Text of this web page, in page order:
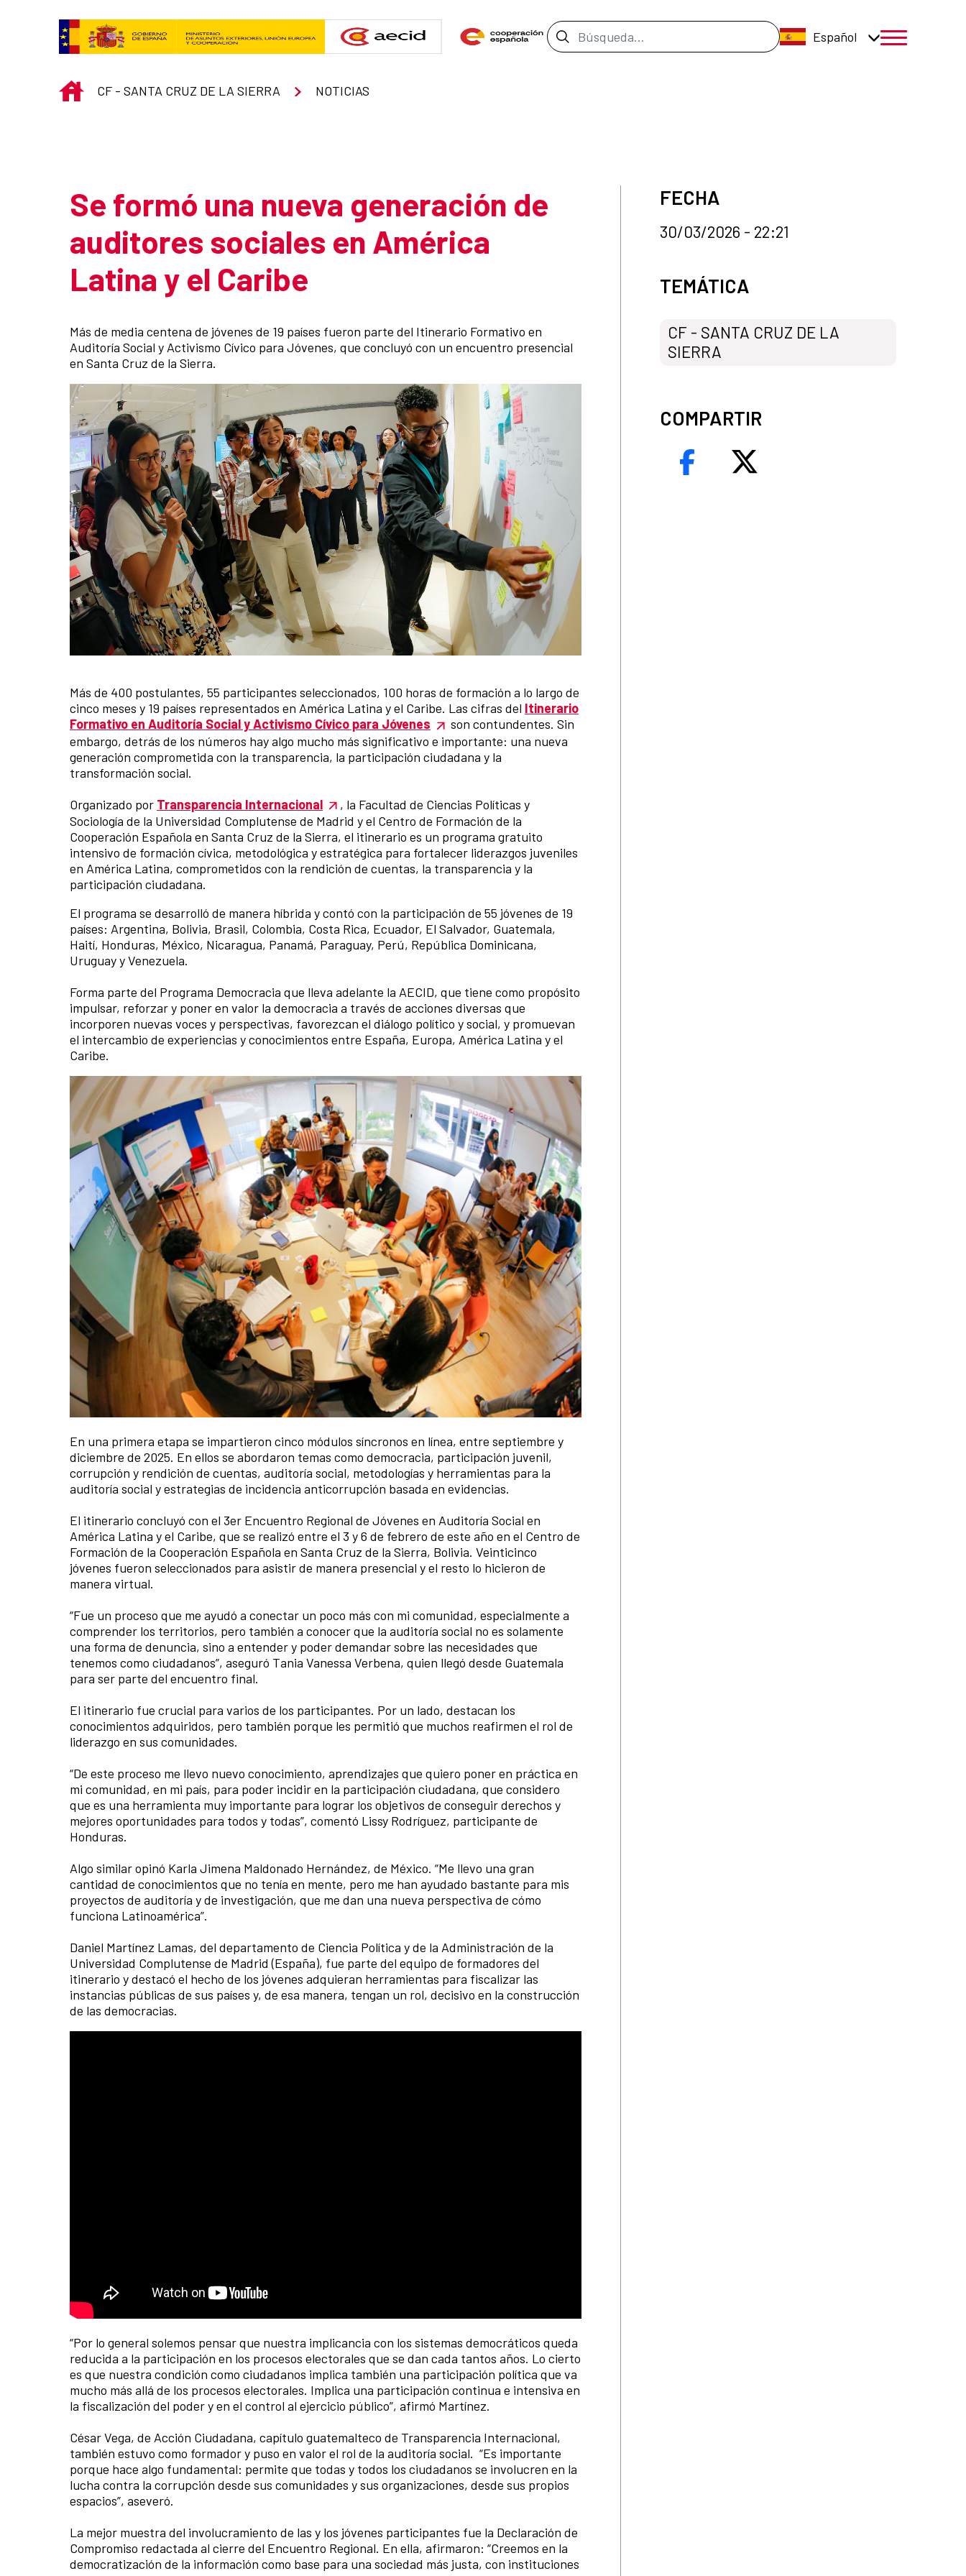
Barra de búsqueda Español
menú móvil
INICIO
CF - SANTA CRUZ DE LA SIERRA NOTICIAS
Se formó una nueva generación de
auditores sociales en América
Latina y el Caribe
Más de media centena de jóvenes de 19 países fueron parte del Itinerario Formativo en
Auditoría Social y Activismo Cívico para Jóvenes, que concluyó con un encuentro presencial
en Santa Cruz de la Sierra.
Contenido de la noticia
Más de 400 postulantes, 55 participantes seleccionados, 100 horas de formación a lo largo de
cinco meses y 19 países representados en América Latina y el Caribe. Las cifras del Itinerario
Formativo en Auditoría Social y Activismo Cívico para Jóvenes
son contundentes. Sin
embargo, detrás de los números hay algo mucho más significativo e importante: una nueva
generación comprometida con la transparencia, la participación ciudadana y la
transformación social.
Organizado por Transparencia Internacional
, la Facultad de Ciencias Políticas y
Sociología de la Universidad Complutense de Madrid y el Centro de Formación de la
Cooperación Española en Santa Cruz de la Sierra, el itinerario es un programa gratuito
intensivo de formación cívica, metodológica y estratégica para fortalecer liderazgos juveniles
en América Latina, comprometidos con la rendición de cuentas, la transparencia y la
participación ciudadana.
El programa se desarrolló de manera híbrida y contó con la participación de 55 jóvenes de 19
países: Argentina, Bolivia, Brasil, Colombia, Costa Rica, Ecuador, El Salvador, Guatemala,
Haití, Honduras, México, Nicaragua, Panamá, Paraguay, Perú, República Dominicana,
Uruguay y Venezuela.
Forma parte del Programa Democracia que lleva adelante la AECID, que tiene como propósito
impulsar, reforzar y poner en valor la democracia a través de acciones diversas que
incorporen nuevas voces y perspectivas, favorezcan el diálogo político y social, y promuevan
el intercambio de experiencias y conocimientos entre España, Europa, América Latina y el
Caribe.
En una primera etapa se impartieron cinco módulos síncronos en línea, entre septiembre y
diciembre de 2025. En ellos se abordaron temas como democracia, participación juvenil,
corrupción y rendición de cuentas, auditoría social, metodologías y herramientas para la
auditoría social y estrategias de incidencia anticorrupción basada en evidencias.
El itinerario concluyó con el 3er Encuentro Regional de Jóvenes en Auditoría Social en
América Latina y el Caribe, que se realizó entre el 3 y 6 de febrero de este año en el Centro de
Formación de la Cooperación Española en Santa Cruz de la Sierra, Bolivia. Veinticinco
jóvenes fueron seleccionados para asistir de manera presencial y el resto lo hicieron de
manera virtual.
“Fue un proceso que me ayudó a conectar un poco más con mi comunidad, especialmente a
comprender los territorios, pero también a conocer que la auditoría social no es solamente
una forma de denuncia, sino a entender y poder demandar sobre las necesidades que
tenemos como ciudadanos”, aseguró Tania Vanessa Verbena, quien llegó desde Guatemala
para ser parte del encuentro final.
El itinerario fue crucial para varios de los participantes. Por un lado, destacan los
conocimientos adquiridos, pero también porque les permitió que muchos reafirmen el rol de
liderazgo en sus comunidades.
“De este proceso me llevo nuevo conocimiento, aprendizajes que quiero poner en práctica en
mi comunidad, en mi país, para poder incidir en la participación ciudadana, que considero
que es una herramienta muy importante para lograr los objetivos de conseguir derechos y
mejores oportunidades para todos y todas”, comentó Lissy Rodríguez, participante de
Honduras.
Algo similar opinó Karla Jimena Maldonado Hernández, de México. “Me llevo una gran
cantidad de conocimientos que no tenía en mente, pero me han ayudado bastante para mis
proyectos de auditoría y de investigación, que me dan una nueva perspectiva de cómo
funciona Latinoamérica”.
Daniel Martínez Lamas, del departamento de Ciencia Política y de la Administración de la
Universidad Complutense de Madrid (España), fue parte del equipo de formadores del
itinerario y destacó el hecho de los jóvenes adquieran herramientas para fiscalizar las
instancias públicas de sus países y, de esa manera, tengan un rol, decisivo en la construcción
de las democracias.
“Por lo general solemos pensar que nuestra implicancia con los sistemas democráticos queda
reducida a la participación en los procesos electorales que se dan cada tantos años. Lo cierto
es que nuestra condición como ciudadanos implica también una participación política que va
mucho más allá de los procesos electorales. Implica una participación continua e intensiva en
la fiscalización del poder y en el control al ejercicio público”, afirmó Martínez.
César Vega, de Acción Ciudadana, capítulo guatemalteco de Transparencia Internacional,
también estuvo como formador y puso en valor el rol de la auditoría social. “Es importante
porque hace algo fundamental: permite que todas y todos los ciudadanos se involucren en la
lucha contra la corrupción desde sus comunidades y sus organizaciones, desde sus propios
espacios”, aseveró.
La mejor muestra del involucramiento de las y los jóvenes participantes fue la Declaración de
Compromiso redactada al cierre del Encuentro Regional. En ella, afirmaron: “Creemos en la
democratización de la información como base para una sociedad más justa, con instituciones
FECHA
30/03/2026 - 22:21
Categorías de la noticia
TEMÁTICA
CF - SANTA CRUZ DE LA
SIERRA
COMPARTIR